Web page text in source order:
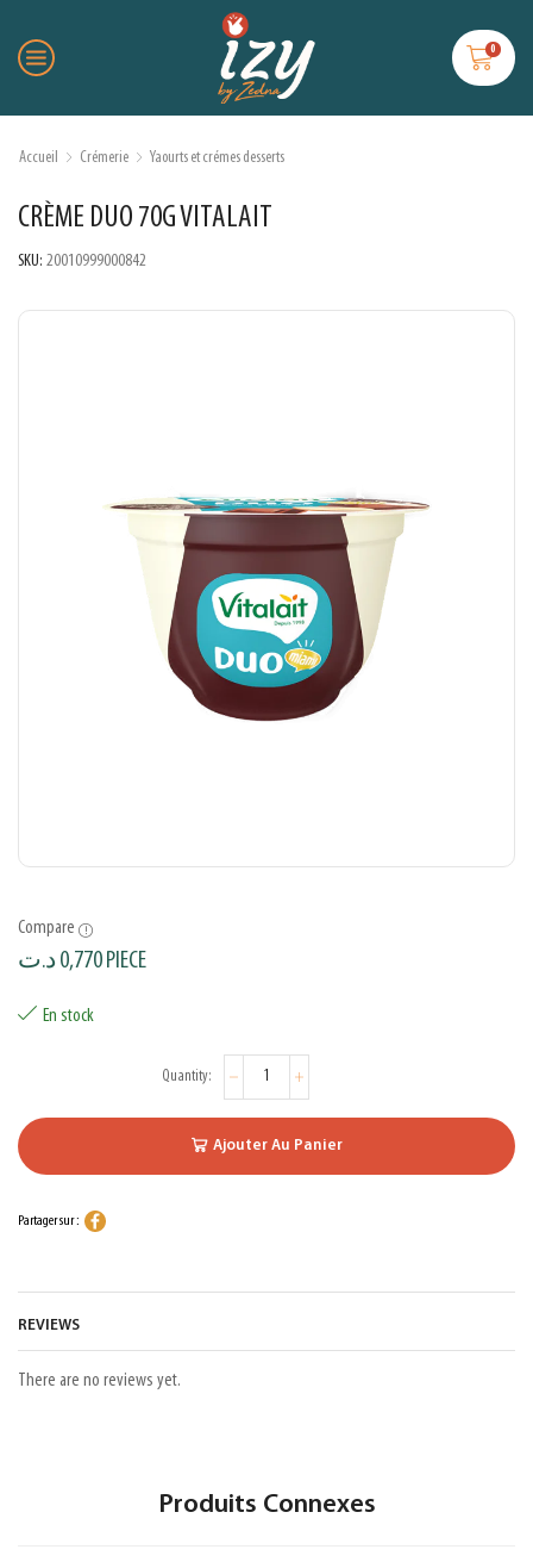
0
Accueil Crémerie Yaourts et crémes desserts
CRÈME DUO 70G VITALAIT
SKU: 20010999000842
Compare
0,770د.ت PIECE
En stock
Ajouter Au Panier
Partager sur :
REVIEWS
There are no reviews yet.
Produits Connexes